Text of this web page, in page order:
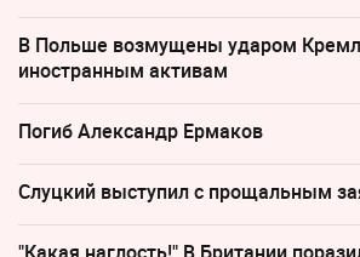
В Польше возмущены ударом
иностранным активам
Погиб Александр Ермаков
Слуцкий выступил с прощальным